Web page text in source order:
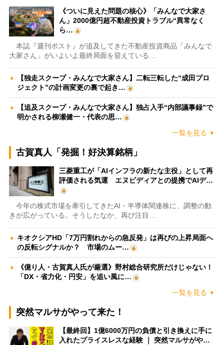
《ついに見えた問題の核心》「みんなで大家さ
ん」2000億円超不動産投資トラブル“異常なく
ら…
本誌『週刊ポスト』が追及してきた不動産投資商品「みんなで
大家さん」がいよいよ最終局面を迎えている…
【独走スクープ・みんなで大家さん】二転三転した“成田プロ
ジェクト”の計画変更の裏で起き…
【追及スクープ・みんなで大家さん】独占入手“内部議事録”で
明かされる柳瀬健一・代表の思…
一覧を見る
古賀真人「発掘！好決算銘柄」
三菱重工が「AIインフラの新たな主役」として再
評価される気運 エヌビディアとの提携でAIデ…
今年の株式市場を牽引してきたAI・半導体関連株に、調整の動
きが広がっている。そうしたなか、再び注目…
キオクシアHD「7万円割れからの急反発」は再びの上昇局面へ
の反転シグナルか？ 市場のムー…
《億り人・古賀真人氏が厳選》野村総合研究所だけじゃない！
「DX・省力化・円安」を追い風に…
一覧を見る
突然マルサがやって来た！
【最終回】1億6000万円の負債と引き換えに手に
入れたプライスレスな経験 ｜ 突然マルサがや…